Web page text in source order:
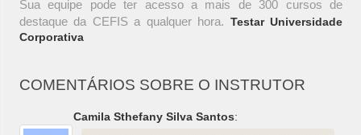
Sua equipe pode ter acesso a mais de 300 cursos de
destaque da CEFIS a qualquer hora. Testar Universidade
Corporativa
COMENTÁRIOS SOBRE O INSTRUTOR
Camila Sthefany Silva Santos: